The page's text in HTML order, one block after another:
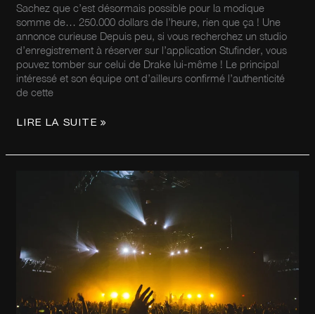
Sachez que c’est désormais possible pour la modique
somme de… 250.000 dollars de l’heure, rien que ça ! Une
annonce curieuse Depuis peu, si vous recherchez un studio
d’enregistrement à réserver sur l’application Stufinder, vous
pouvez tomber sur celui de Drake lui-même ! Le principal
intéressé et son équipe ont d’ailleurs confirmé l’authenticité
de cette
LIRE LA SUITE »
CÉRÉMONIE